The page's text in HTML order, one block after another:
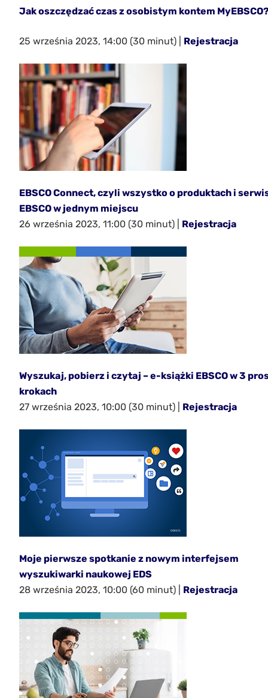
Jak oszczędzać czas z osobistym kontem
25 września 2023, 14:00 (30 minut) | Rejestracja
EBSCO Connect, czyli wszystko o produktach i
EBSCO w jednym miejscu
26 września 2023, 11:00 (30 minut) | Rejestracja
Wyszukaj, pobierz i czytaj – e-książki EBSCO w 3
krokach
27 września 2023, 10:00 (30 minut) | Rejestracja
Moje pierwsze spotkanie z nowym interfejsem
wyszukiwarki naukowej EDS
28 września 2023, 10:00 (60 minut) | Rejestracja